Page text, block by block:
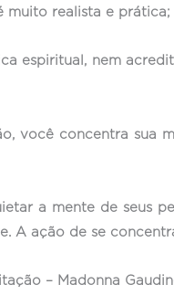
muito realista e
espiritual, nem
você concentra sua
a mente de seus
A ação de se
– Madonna